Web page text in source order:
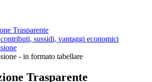
Trasparente
sussidi, vantaggi economici
- in formato tabellare
Trasparente